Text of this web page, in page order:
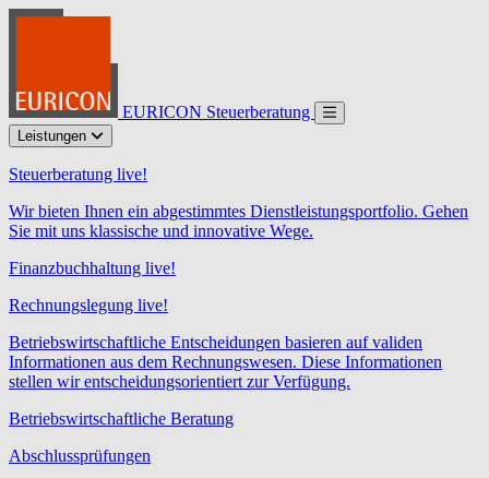
EURICON Steuerberatung
Leistungen
Steuerberatung live!
Wir bieten Ihnen ein abgestimmtes Dienstleistungsportfolio. Gehen
Sie mit uns klassische und innovative Wege.
Finanzbuchhaltung live!
Rechnungslegung live!
Betriebswirtschaftliche Entscheidungen basieren auf validen
Informationen aus dem Rechnungswesen. Diese Informationen
stellen wir entscheidungsorientiert zur Verfügung.
Betriebswirtschaftliche Beratung
Abschlussprüfungen